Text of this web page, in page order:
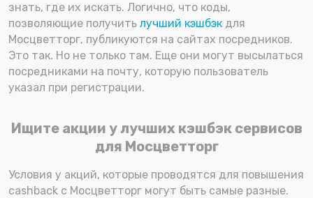
знать, где их искать. Логично, что коды,
позволяющие получить лучший кэшбэк для
Мосцветторг, публикуются на сайтах посредников.
Это так. Но не только там. Еще они могут высылаться
посредниками на почту, которую пользователь
указал при регистрации.
Ищите акции у лучших кэшбэк сервисов
для Мосцветторг
Условия у акций, которые проводятся для повышения
cashback с Мосцветторг могут быть самые разные.